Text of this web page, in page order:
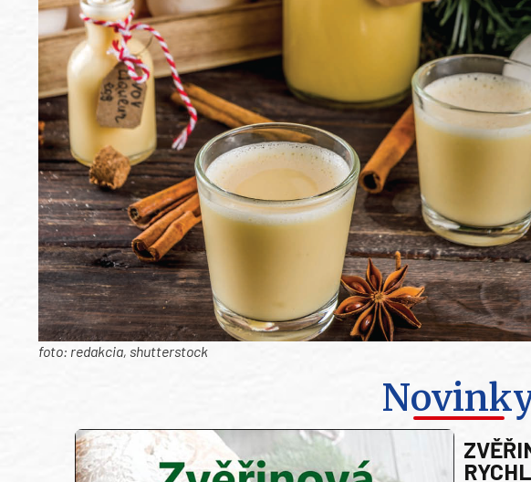
foto: redakcia, shutterstock